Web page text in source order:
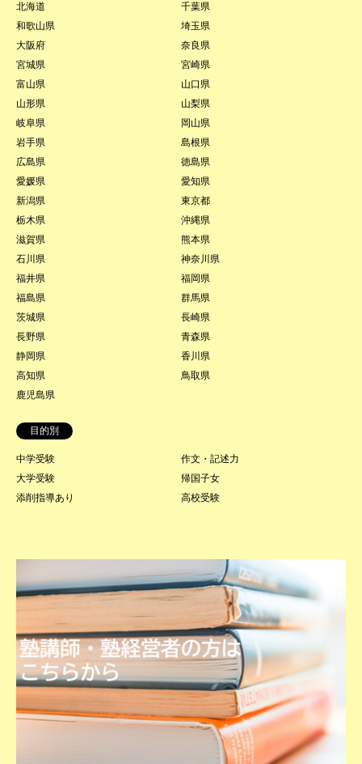
北海道
千葉県
和歌山県
埼玉県
大阪府
奈良県
宮城県
宮崎県
富山県
山口県
山形県
山梨県
岐阜県
岡山県
岩手県
島根県
広島県
徳島県
愛媛県
愛知県
新潟県
東京都
栃木県
沖縄県
滋賀県
熊本県
石川県
神奈川県
福井県
福岡県
福島県
群馬県
茨城県
長崎県
長野県
青森県
静岡県
香川県
高知県
鳥取県
鹿児島県
目的別
中学受験
作文・記述力
大学受験
帰国子女
添削指導あり
高校受験